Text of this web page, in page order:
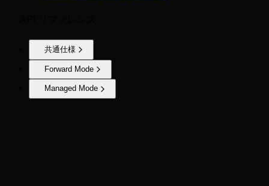
共通仕様
Forward Mode
Managed Mode